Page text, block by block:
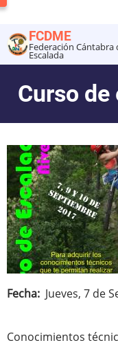
al
contenido
principal
FCDME
Federación
Escalada
Curso
Fecha Jueves, 7 de
Conocimientos